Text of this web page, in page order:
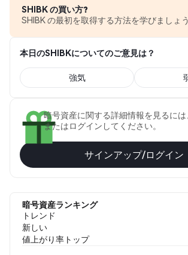
SHIBK の買い方?
SHIBK の最初を取得する方法を学びましょう
本日のSHIBKについてのご意見は？
強気
暗号資産に関する詳細情報を見るに
またはログインしてください。
サインアップ/ログイン
暗号資産ランキング
トレンド
新しい
値上がり率トップ